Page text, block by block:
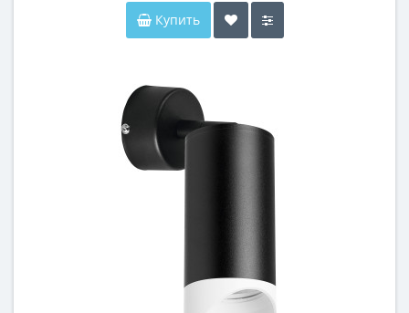
Купить